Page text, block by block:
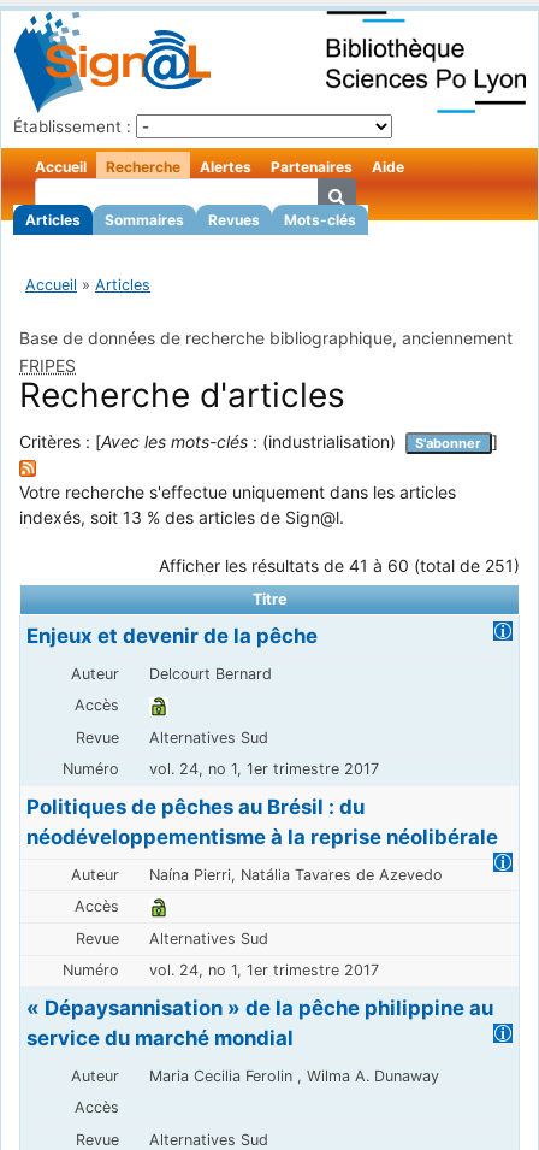
Établissement :
Accueil Recherche
Articles Sommaires Revues Mots-clés
Alertes Partenaires Aide
Accueil » Articles
Base de données de recherche bibliographique, anciennement
FRIPES
Recherche d'articles
Critères : [Avec les mots-clés : (industrialisation) S'abonner ]
Votre recherche s'effectue uniquement dans les articles
indexés, soit 13 % des articles de Sign@l.
Afficher les résultats de 41 à 60 (total de 251)
Titre
Enjeux et devenir de la pêche
Delcourt Bernard
Alternatives Sud
vol. 24, no 1, 1er trimestre 2017
Politiques de pêches au Brésil : du
néodéveloppementisme à la reprise néolibérale
Naína Pierri, Natália Tavares de Azevedo
Alternatives Sud
vol. 24, no 1, 1er trimestre 2017
« Dépaysannisation » de la pêche philippine au
service du marché mondial
Maria Cecilia Ferolin , Wilma A. Dunaway
Alternatives Sud